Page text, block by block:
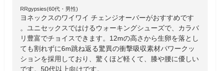
RRgypsies(60代・男性)
ヨネックスのワイワイ チェンジオーバーがおすすめです
。ユニセックスではけるウォーキングシューズで、カラバ
リ豊富でチョイスできます。12mの高さから生卵を落とし
ても割れずに6m跳ね返る驚異の衝撃吸収素材パワークッ
ションを採用しており、驚くほど軽くて、膝や腰に優しい
です。50代以上向けです。